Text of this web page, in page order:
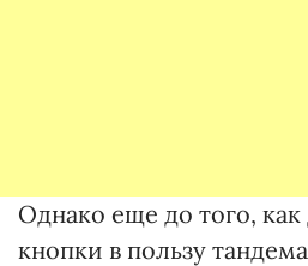
Однако еще до того,
кнопки в пользу